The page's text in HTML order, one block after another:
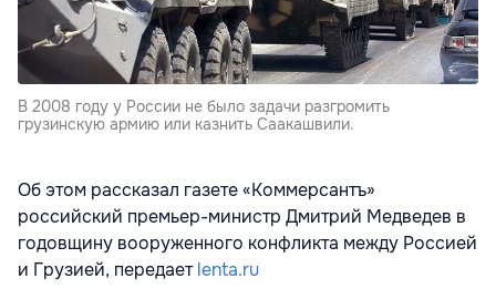
В 2008 году у России не было задачи разгромить
грузинскую армию или казнить Саакашвили.
Об этом рассказал газете «Коммерсантъ»
российский премьер-министр Дмитрий Медведев в
годовщину вооруженного конфликта между Россией
и Грузией, передаетlenta.ru